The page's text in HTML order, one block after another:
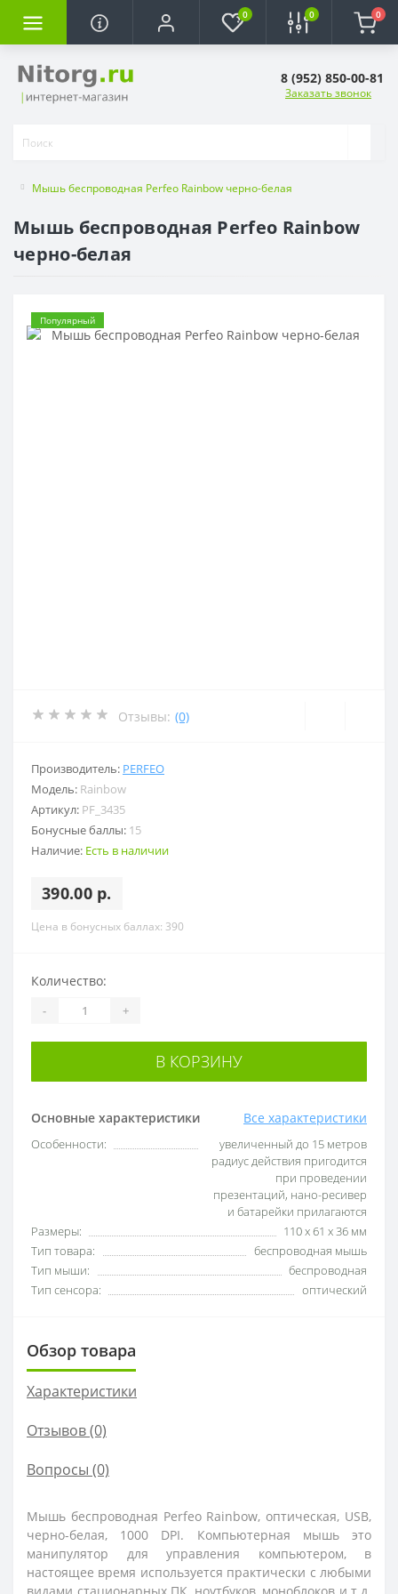
0 0 0
8 (952) 850-00-81
Заказать звонок
Мышь беспроводная Perfeo Rainbow черно-белая
Мышь беспроводная Perfeo Rainbow
черно-белая
Популярный
Отзывы: (0)
Производитель: PERFEO
Модель: Rainbow
Артикул: PF_3435
Бонусные баллы: 15
Наличие: Есть в наличии
390.00 р.
Цена в бонусных баллах: 390
Основные характеристики Все характеристики
Особенности:
увеличенный до 15 метров
радиус действия пригодится
при проведении
презентаций, нано-ресивер
и батарейки прилагаются
Размеры:
110 х 61 х 36 мм
Тип товара:
беспроводная мышь
Тип мыши:
беспроводная
Тип сенсора:
оптический
Количество:
- +
В КОРЗИНУ
Обзор товара
Характеристики
Отзывов (0)
Вопросы (0)
Мышь беспроводная Perfeo Rainbow, оптическая, USB,
черно-белая, 1000 DPI. Компьютерная мышь это
манипулятор для управления компьютером, в
настоящее время используется практически с любыми